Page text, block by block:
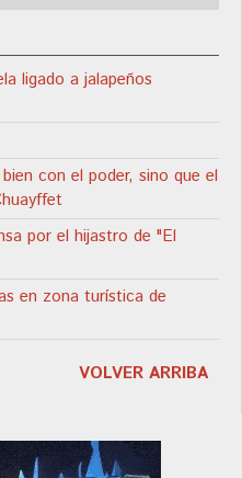
ligado a jalapeños
con el poder, sino que el
por el hijastro de "El
en zona turística de
VOLVER ARRIBA